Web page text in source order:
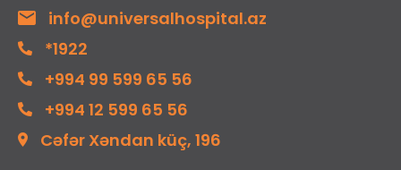
info@universalhospital.az
*1922
+994 99 599 65 56
+994 12 599 65 56
Cəfər Xəndan küç, 196